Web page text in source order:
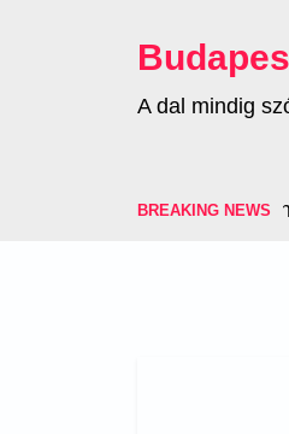
A dal mindig
BREAKING NEWS
Nem